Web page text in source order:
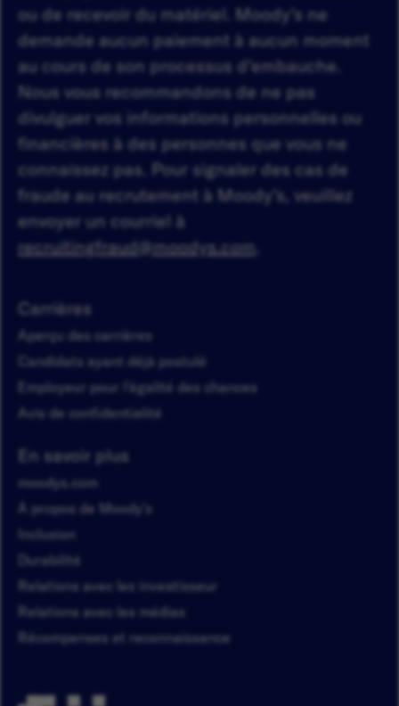
ou de recevoir du matériel. Moody’s ne
demande aucun paiement à aucun moment
au cours de son processus d’embauche.
Nous vous recommandons de ne pas
divulguer vos informations personnelles ou
financières à des personnes que vous ne
connaissez pas. Pour signaler des cas de
fraude au recrutement à Moody’s, veuillez
envoyer un courriel à
recruitingfraud@moodys.com
Carrières
Aperçu des carrières
Candidats ayant déjà postulé
Employeur pour l'égalité des chances
Avis de confidentialité
En savoir plus
moodys.com
À propos de Moody’s
Inclusion
Durabilité
Relations avec les investisseur
Relations avec les médias
Récompenses et reconnaissance